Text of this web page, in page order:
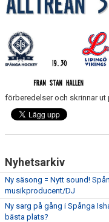
KONTAKT
LÄNKAR
DOKUMENT
ISTIDER
1929-KLUBBEN
BILDGALLERI
MEDLEMSINFO
förberedelser och skrinnar
Nyhetsarkiv
Ny säsong = Nytt sound!
musikproducent/DJ
Ny sarg på gång i Spånga
bästa plats?